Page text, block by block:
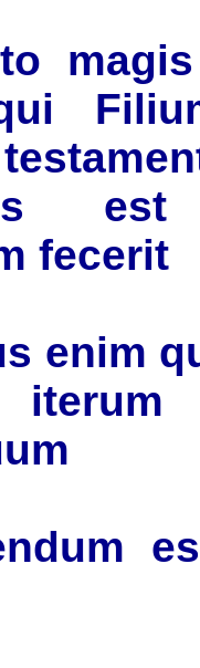
fecerit
enim
iterum